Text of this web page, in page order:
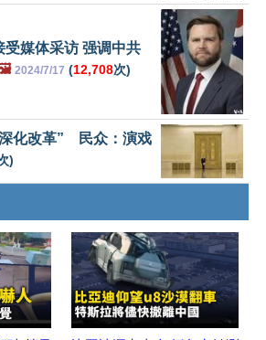
媒体采访 强调中共
2024/7/17 (12,708次)
化改革” 民众：演戏
)